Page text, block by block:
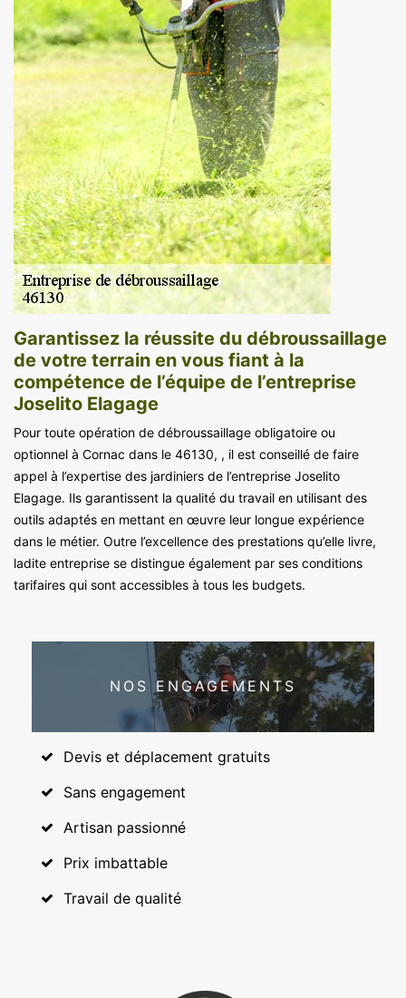
Garantissez la réussite du débroussaillage
de votre terrain en vous fiant à la
compétence de l’équipe de l’entreprise
Joselito Elagage
Pour toute opération de débroussaillage obligatoire ou
optionnel à Cornac dans le 46130, , il est conseillé de faire
appel à l’expertise des jardiniers de l’entreprise Joselito
Elagage. Ils garantissent la qualité du travail en utilisant des
outils adaptés en mettant en œuvre leur longue expérience
dans le métier. Outre l’excellence des prestations qu’elle livre,
ladite entreprise se distingue également par ses conditions
tarifaires qui sont accessibles à tous les budgets.
NOS ENGAGEMENTS
Devis et déplacement gratuits
Sans engagement
Artisan passionné
Prix imbattable
Travail de qualité